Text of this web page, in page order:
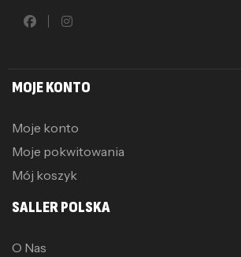
MOJE KONTO
Moje konto
Moje pokwitowania
Mój koszyk
SALLER POLSKA
O Nas